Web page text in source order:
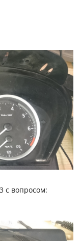
с вопросом: